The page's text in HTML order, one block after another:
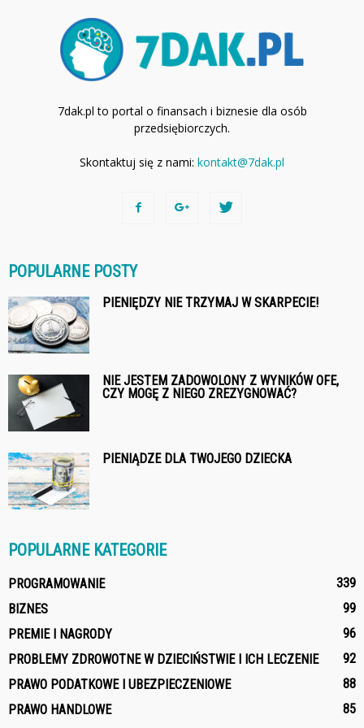
7dak.pl to portal o finansach i biznesie dla osób
przedsiębiorczych.
Skontaktuj się z nami: kontakt@7dak.pl
POPULARNE POSTY
PIENIĘDZY NIE TRZYMAJ W SKARPECIE!
NIE JESTEM ZADOWOLONY Z WYNIKÓW OFE,
CZY MOGĘ Z NIEGO ZREZYGNOWAĆ?
PIENIĄDZE DLA TWOJEGO DZIECKA
POPULARNE KATEGORIE
PROGRAMOWANIE
339
BIZNES
99
PREMIE I NAGRODY
96
PROBLEMY ZDROWOTNE W DZIECIŃSTWIE I ICH LECZENIE
92
PRAWO PODATKOWE I UBEZPIECZENIOWE
88
PRAWO HANDLOWE
85